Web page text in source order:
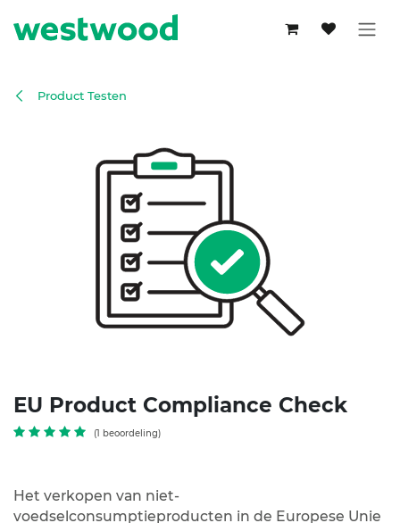
Product Testen
EU Product Compliance Check
(1 beoordeling)
Het verkopen van niet-
voedselconsumptieproducten in de Europese Unie